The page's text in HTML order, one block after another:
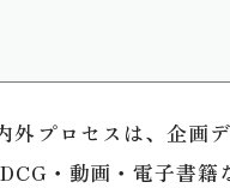
外プロセスは、企画
・動画・電子書